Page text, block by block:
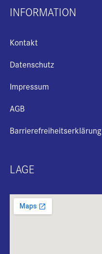
INFORMATION
Kontakt
Datenschutz
Impressum
AGB
Barrierefreiheitserklärung
LAGE